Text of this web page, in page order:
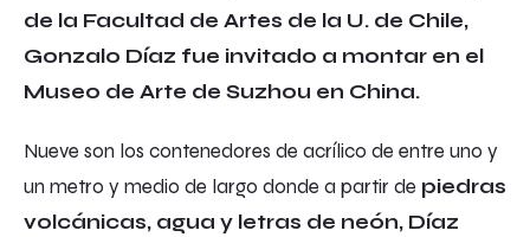
de la Facultad de Artes de la U. de Chile,
Gonzalo Díaz fue invitado a montar en el
Museo de Arte de Suzhou en China.
Nueve son los contenedores de acrílico de entre uno y
un metro y medio de largo donde a partir de piedras
volcánicas, agua y letras de neón, Díaz